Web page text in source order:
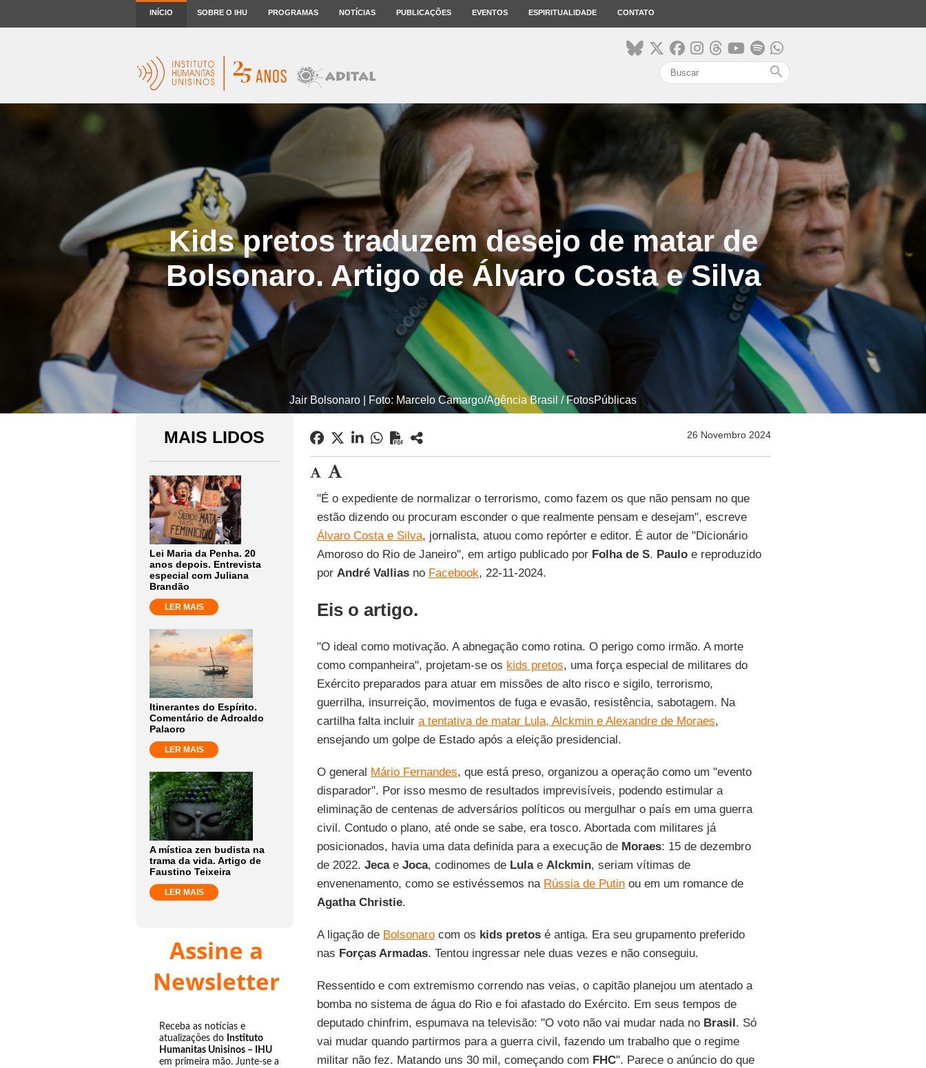
INÍCIO SOBRE O IHU PROGRAMAS NOTÍCIAS PUBLICAÇÕES EVENTOS ESPIRITUALIDADE CONTATO
search
Kids pretos traduzem desejo de matar de
Bolsonaro. Artigo de Álvaro Costa e Silva
Jair Bolsonaro | Foto: Marcelo Camargo/Agência Brasil / FotosPúblicas
MAIS LIDOS
Lei Maria da Penha. 20
anos depois. Entrevista
especial com Juliana
Brandão
LER MAIS
Itinerantes do Espírito.
Comentário de Adroaldo
Palaoro
LER MAIS
A mística zen budista na
trama da vida. Artigo de
Faustino Teixeira
LER MAIS
Assine a
Newsletter
Receba as notícias e
atualizações do Instituto
Humanitas Unisinos – IHU
em primeira mão. Junte-se a
26 Novembro 2024
"É o expediente de normalizar o terrorismo, como fazem os que não pensam no que
estão dizendo ou procuram esconder o que realmente pensam e desejam", escreve
Álvaro Costa e Silva, jornalista, atuou como repórter e editor. É autor de "Dicionário
Amoroso do Rio de Janeiro", em artigo publicado por Folha de S. Pauloe reproduzido
por André Valliasno Facebook, 22-11-2024.
Eis o artigo.
"O ideal como motivação. A abnegação como rotina. O perigo como irmão. A morte
como companheira", projetam-se os kids pretos, uma força especial de militares do
Exército preparados para atuar em missões de alto risco e sigilo, terrorismo,
guerrilha, insurreição, movimentos de fuga e evasão, resistência, sabotagem. Na
cartilha falta incluir a tentativa de matar Lula, Alckmin e Alexandre de Moraes,
ensejando um golpe de Estado após a eleição presidencial.
O general Mário Fernandes, que está preso, organizou a operação como um "evento
disparador". Por isso mesmo de resultados imprevisíveis, podendo estimular a
eliminação de centenas de adversários políticos ou mergulhar o país em uma guerra
civil. Contudo o plano, até onde se sabe, era tosco. Abortada com militares já
posicionados, havia uma data definida para a execução de Moraes: 15 de dezembro
de 2022. Jecae Joca, codinomes de Lulae Alckmin, seriam vítimas de
envenenamento, como se estivéssemos na Rússia de Putinou em um romance de
Agatha Christie.
A ligação de Bolsonarocom os kids pretosé antiga. Era seu grupamento preferido
nas Forças Armadas. Tentou ingressar nele duas vezes e não conseguiu.
Ressentido e com extremismo correndo nas veias, o capitão planejou um atentado a
bomba no sistema de água do Rio e foi afastado do Exército. Em seus tempos de
deputado chinfrim, espumava na televisão: "O voto não vai mudar nada no Brasil. Só
vai mudar quando partirmos para a guerra civil, fazendo um trabalho que o regime
militar não fez. Matando uns 30 mil, começando com FHC". Parece o anúncio do que